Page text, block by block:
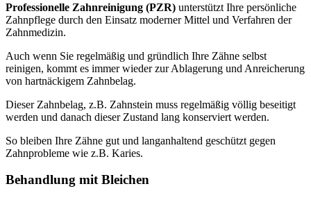
Professionelle Zahnreinigung (PZR) unterstützt Ihre persönliche
Zahnpflege durch den Einsatz moderner Mittel und Verfahren der
Zahnmedizin.
Auch wenn Sie regelmäßig und gründlich Ihre Zähne selbst
reinigen, kommt es immer wieder zur Ablagerung und Anreicherung
von hartnäckigem Zahnbelag.
Dieser Zahnbelag, z.B. Zahnstein muss regelmäßig völlig beseitigt
werden und danach dieser Zustand lang konserviert werden.
So bleiben Ihre Zähne gut und langanhaltend geschützt gegen
Zahnprobleme wie z.B. Karies.
Behandlung mit Bleichen